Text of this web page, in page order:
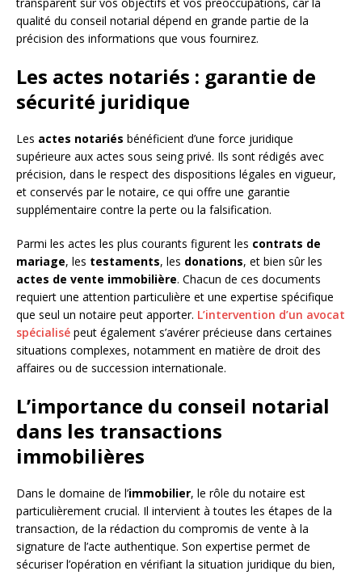
qualité du conseil notarial dépend en grande partie de la
précision des informations que vous fournirez.
Les actes notariés : garantie de
sécurité juridique
Les actes notariés bénéficient d’une force juridique
supérieure aux actes sous seing privé. Ils sont rédigés avec
précision, dans le respect des dispositions légales en vigueur,
et conservés par le notaire, ce qui offre une garantie
supplémentaire contre la perte ou la falsification.
Parmi les actes les plus courants figurent les contrats de
mariage, les testaments, les donations, et bien sûr les
actes de vente immobilière. Chacun de ces documents
requiert une attention particulière et une expertise spécifique
que seul un notaire peut apporter. L’intervention d’un avocat
spécialisé peut également s’avérer précieuse dans certaines
situations complexes, notamment en matière de droit des
affaires ou de succession internationale.
L’importance du conseil notarial
dans les transactions
immobilières
Dans le domaine de l’immobilier, le rôle du notaire est
particulièrement crucial. Il intervient à toutes les étapes de la
transaction, de la rédaction du compromis de vente à la
signature de l’acte authentique. Son expertise permet de
sécuriser l’opération en vérifiant la situation juridique du bien,